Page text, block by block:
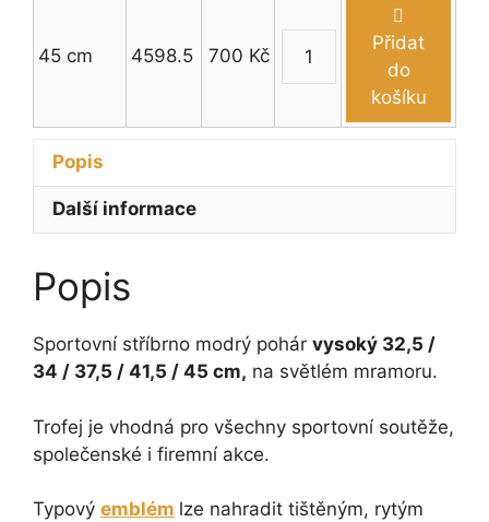
množství
32,5
45
cm
45 cm 4598.5 700 Kč
Sportovní
stříbrno
modrý
45
Přidat
do
košíku
Popis
Další informace
Popis
Sportovní stříbrno modrý pohár vysoký 32,5 /
34 / 37,5 / 41,5 / 45 cm, na světlém mramoru.
Trofej je vhodná pro všechny sportovní soutěže,
společenské i firemní akce.
Typový emblém lze nahradit tištěným, rytým